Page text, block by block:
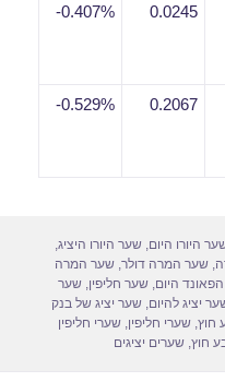
0.0245
0.407%-
0.2067
0.529%-
היורו היום,שער היורו היציג,
,שער המרה דולר,שער המרה
היום,שער חליפין,שער
יציג להיום,שער יציג של בנק
חוץ,שערי חליפין,שערי חליפין
חוץ,שערים יציגים